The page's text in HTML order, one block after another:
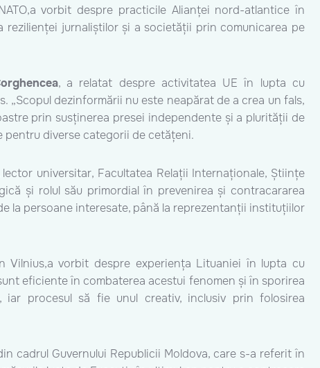
vorbit despre practicile Alianței nord-atlantice în
jurnaliștilor și a societății prin comunicarea pe
, a relatat despre activitatea UE în lupta cu
dezinformării nu este neapărat de a crea un fals,
prin susținerea presei independente și a plurității de
pentru diverse categorii de cetățeni.
lector universitar, Facultatea Relații Internaționale, Științe
și rolul său primordial în prevenirea și contracararea
la persoane interesate, până la reprezentanții instituțiilor
vorbit despre experiența Lituaniei în lupta cu
eficiente în combaterea acestui fenomen și în sporirea
iar procesul să fie unul creativ, inclusiv prin folosirea
cadrul Guvernului Republicii Moldova, care s-a referit în